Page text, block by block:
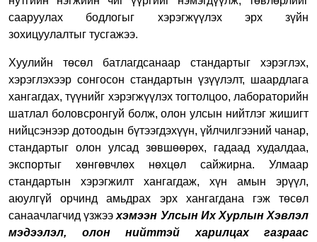
сааруулах бодлогыг хэрэгжүүлэх эрх зүйн
зохицуулалтыг тусгажээ.
Хуулийн төсөл батлагдсанаар стандартыг хэрэглэх,
хэрэглэхээр сонгосон стандартын үзүүлэлт, шаардлага
хангагдах, түүнийг хэрэгжүүлэх тогтолцоо, лабораторийн
шатлал боловсронгуй болж, олон улсын нийтлэг жишигт
нийцсэнээр дотоодын бүтээгдэхүүн, үйлчилгээний чанар,
стандартыг олон улсад зөвшөөрөх, гадаад худалдаа,
экспортыг хөнгөвчлөх нөхцөл сайжирна. Улмаар
стандартын хэрэгжилт хангагдаж, хүн амын эрүүл,
аюулгүй орчинд амьдрах эрх хангагдана гэж төсөл
санаачлагчид үзжээхэмээн Улсын Их Хурлын Хэвлэл
мэдээлэл, олон нийттэй харилцах газраас